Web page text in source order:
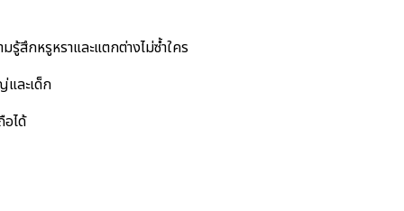
กหรูหราและแตกต่างไม่ซ้ำใคร
และเด็ก
ได้